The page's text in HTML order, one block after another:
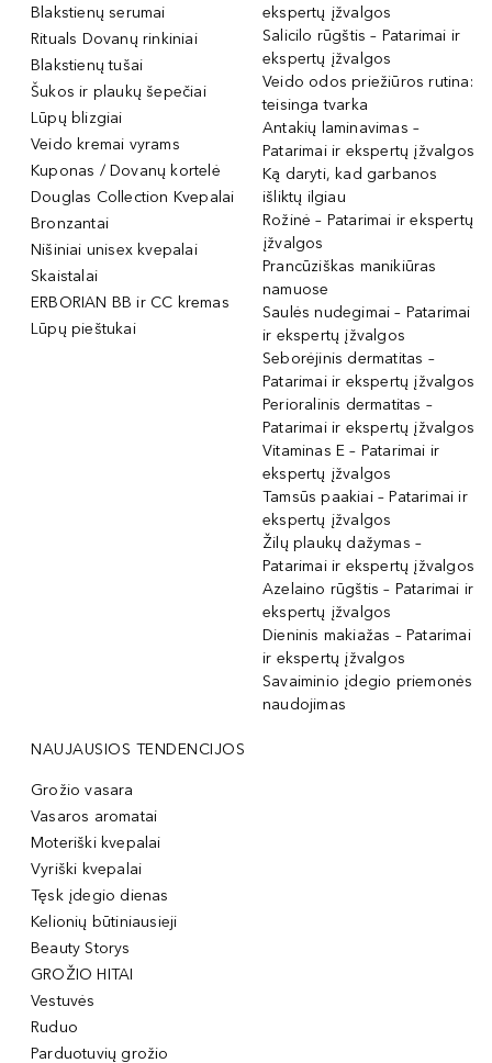
Blakstienų serumai
Rituals Dovanų rinkiniai
Blakstienų tušai
Šukos ir plaukų šepečiai
Lūpų blizgiai
Veido kremai vyrams
Kuponas / Dovanų kortelė
Douglas Collection Kvepalai
Bronzantai
Nišiniai unisex kvepalai
Skaistalai
ERBORIAN BB ir CC kremas
Lūpų pieštukai
ekspertų įžvalgos
Salicilo rūgštis – Patarimai ir
ekspertų įžvalgos
Veido odos priežiūros rutina:
teisinga tvarka
Antakių laminavimas –
Patarimai ir ekspertų įžvalgos
Ką daryti, kad garbanos
išliktų ilgiau
Rožinė – Patarimai ir ekspertų
įžvalgos
Prancūziškas manikiūras
namuose
Saulės nudegimai – Patarimai
ir ekspertų įžvalgos
Seborėjinis dermatitas –
Patarimai ir ekspertų įžvalgos
Perioralinis dermatitas –
Patarimai ir ekspertų įžvalgos
Vitaminas E – Patarimai ir
ekspertų įžvalgos
Tamsūs paakiai – Patarimai ir
ekspertų įžvalgos
Žilų plaukų dažymas –
Patarimai ir ekspertų įžvalgos
Azelaino rūgštis – Patarimai ir
ekspertų įžvalgos
Dieninis makiažas – Patarimai
ir ekspertų įžvalgos
Savaiminio įdegio priemonės
naudojimas
NAUJAUSIOS TENDENCIJOS
Grožio vasara
Vasaros aromatai
Moteriški kvepalai
Vyriški kvepalai
Tęsk įdegio dienas
Kelionių būtiniausieji
Beauty Storys
GROŽIO HITAI
Vestuvės
Ruduo
Parduotuvių grožio